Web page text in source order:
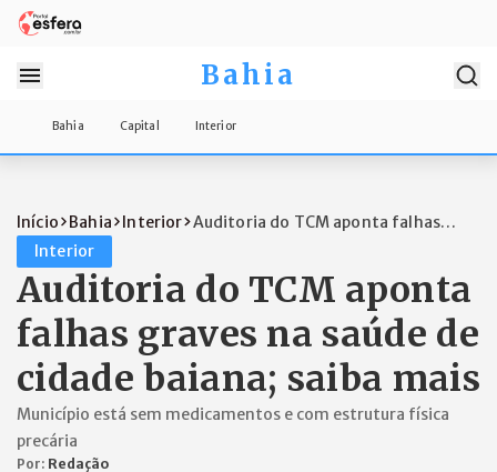
Bahia
Bahia Capital Interior
Início Bahia Interior Auditoria do TCM aponta falhas
Interior
Auditoria do TCM aponta
falhas graves na saúde de
cidade baiana; saiba mais
Município está sem medicamentos e com estrutura física
precária
Por: Redação